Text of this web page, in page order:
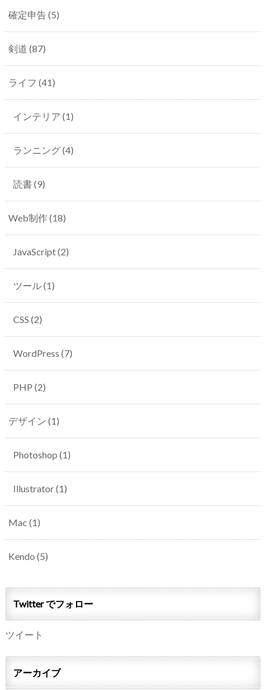
確定申告(5)
剣道 (87)
ライフ (41)
インテリア (1)
ランニング(4)
読書(9)
Web制作(18)
JavaScript(2)
ツール(1)
CSS (2)
WordPress (7)
PHP (2)
デザイン (1)
Photoshop (1)
Illustrator(1)
Mac (1)
Kendo (5)
Twitter でフォロー
ツイート
アーカイブ